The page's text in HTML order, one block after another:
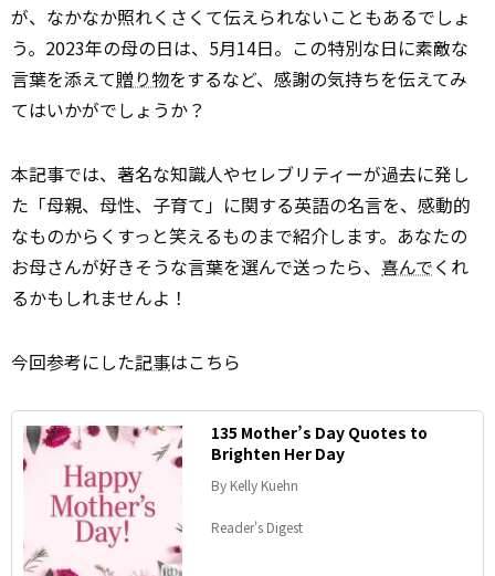
が、なかなか照れくさくて伝えられないこともあるでしょ
う。2023年の母の日は、5月14日。この特別な日に素敵な
言葉を添えて贈り物をするなど、感謝の気持ちを伝えてみ
てはいかがでしょうか？
本記事では、著名な知識人やセレブリティーが過去に発し
た「母親、母性、子育て」に関する英語の名言を、感動的
なものからくすっと笑えるものまで紹介します。あなたの
お母さんが好きそうな言葉を選んで送ったら、 喜んでくれ
るかもしれませんよ！
今回参考にした記事はこちら
135 Mother’s Day Quotes to
Brighten Her Day
By Kelly Kuehn
Reader's Digest